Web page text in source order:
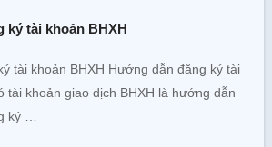
ký tài khoản BHXH
tài khoản BHXH Hướng dẫn đăng ký tài
tài khoản giao dịch BHXH là hướng dẫn
ký …